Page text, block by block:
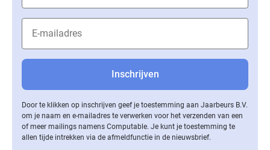
Door te klikken op inschrijven geef je toestemming aan Jaarbeurs B.V.
om je naam en e-mailadres te verwerken voor het verzenden van een
of meer mailings namens Computable. Je kunt je toestemming te
allen tijde intrekken via de af­meld­func­tie in de nieuwsbrief.